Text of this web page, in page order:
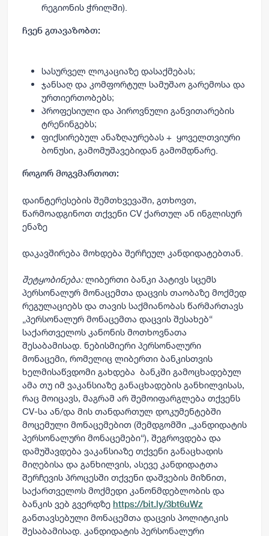
რეგიონის ჭრილში).
ჩვენ გთავაზობთ:
სასურველ ლოკაციაზე დასაქმებას;
ჯანსაღ და კომფორტულ სამუშაო გარემოსა და
ურთიერთობებს;
პროფესიული და პიროვნული განვითარების
ტრენინგებს;
ფიქსირებულ ანაზღაურებას + ყოველთვიური
ბონუსი, გამომუშავებიდან გამომდნარე.
როგორ მოგვმართოთ:
დაინტერესების შემთხვევაში, გთხოვთ,
წარმოადგინოთ თქვენი CV ქართულ ან ინგლისურ
ენაზე
დაკავშირება მოხდება შერჩეულ კანდიდატებთან.
შეტყობინება:ლიბერთი ბანკი პატივს სცემს
პერსონალურ მონაცემთა დაცვის თაობაზე მოქმედ
რეგულაციებს და თავის საქმიანობას წარმართავს
„პერსონალურ მონაცემთა დაცვის შესახებ“
საქართველოს კანონის მოთხოვნათა
შესაბამისად. ნებისმიერი პერსონალური
მონაცემი, რომელიც ლიბერთი ბანკისთვის
ხელმისაწვდომი გახდება ბანკში გამოცხადებულ
ამა თუ იმ ვაკანსიაზე განაცხადების განხილვისას,
რაც მოიცავს, მაგრამ არ შემოიფარგლება თქვენს
CV-სა ან/და მის თანდართულ დოკუმენტებში
მოცემული მონაცემებით (შემდგომში „კანდიდატის
პერსონალური მონაცემები“), შეგროვდება და
დამუშავდება ვაკანსიაზე თქვენი განაცხადის
მიღებისა და განხილვის, ასევე კანდიდატთა
შერჩევის პროცესში თქვენი დაშვების მიზნით,
საქართველოს მოქმედი კანონმდებლობის და
ბანკის ვებ გვერდზე https://bit.ly/3bt6uWz
განთავსებული მონაცემთა დაცვის პოლიტიკის
შესაბამისად. კანდიდატის პერსონალური